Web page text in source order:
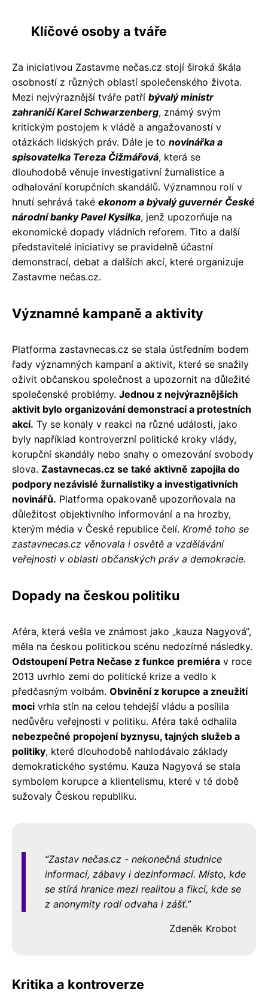
Klíčové osoby a tváře
Za iniciativou Zastavme nečas.cz stojí široká škála
osobností z různých oblastí společenského života.
Mezi nejvýraznější tváře patří bývalý ministr
zahraničí Karel Schwarzenberg, známý svým
kritickým postojem k vládě a angažovaností v
otázkách lidských práv. Dále je to novinářka a
spisovatelka Tereza Čižmářová, která se
dlouhodobě věnuje investigativní žurnalistice a
odhalování korupčních skandálů. Významnou rolí v
hnutí sehrává také ekonom a bývalý guvernér České
národní banky Pavel Kysilka, jenž upozorňuje na
ekonomické dopady vládních reforem. Tito a další
představitelé iniciativy se pravidelně účastní
demonstrací, debat a dalších akcí, které organizuje
Zastavme nečas.cz.
Významné kampaně a aktivity
Platforma zastavnecas.cz se stala ústředním bodem
řady významných kampaní a aktivit, které se snažily
oživit občanskou společnost a upozornit na důležité
společenské problémy. Jednou z nejvýraznějších
aktivit bylo organizování demonstrací a protestních
akcí. Ty se konaly v reakci na různé události, jako
byly například kontroverzní politické kroky vlády,
korupční skandály nebo snahy o omezování svobody
slova. Zastavnecas.cz se také aktivně zapojila do
podpory nezávislé žurnalistiky a investigativních
novinářů. Platforma opakovaně upozorňovala na
důležitost objektivního informování a na hrozby,
kterým média v České republice čelí. Kromě toho se
zastavnecas.cz věnovala i osvětě a vzdělávání
veřejnosti v oblasti občanských práv a demokracie.
Dopady na českou politiku
Aféra, která vešla ve známost jako „kauza Nagyová“,
měla na českou politickou scénu nedozírné následky.
Odstoupení Petra Nečase z funkce premiéra v roce
2013 uvrhlo zemi do politické krize a vedlo k
předčasným volbám. Obvinění z korupce a zneužití
moci vrhla stín na celou tehdejší vládu a posílila
nedůvěru veřejnosti v politiku. Aféra také odhalila
nebezpečné propojení byznysu, tajných služeb a
politiky, které dlouhodobě nahlodávalo základy
demokratického systému. Kauza Nagyová se stala
symbolem korupce a klientelismu, které v té době
sužovaly Českou republiku.
Zastav nečas.cz - nekonečná studnice
informací, zábavy i dezinformací. Místo, kde
se stírá hranice mezi realitou a fikcí, kde se
z anonymity rodí odvaha i zášť.
Zdeněk Krobot
Kritika a kontroverze